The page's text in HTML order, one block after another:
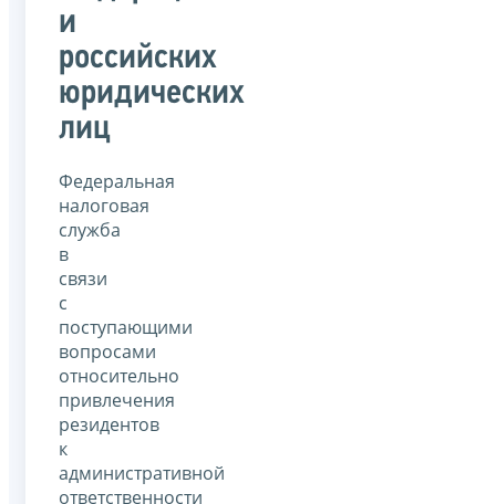
и
российских
юридических
лиц
Федеральная
налоговая
служба
в
связи
с
поступающими
вопросами
относительно
привлечения
резидентов
к
административной
ответственности